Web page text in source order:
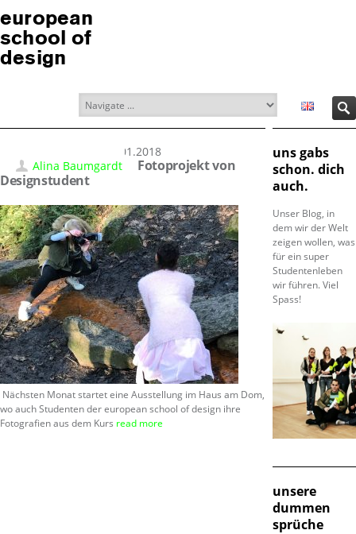
european
school of
design
15.01.2018
Alina Baumgardt
Fotoprojekt von
Designstudent
Nächsten Monat startet eine Ausstellung im Haus am Dom,
wo auch Studenten der european school of design ihre
Fotografien aus dem Kurs read more
uns gabs
schon. dich
auch.
Unser Blog, in
dem wir der Welt
zeigen wollen, was
für ein super
Studentenleben
wir führen. Viel
Spass!
unsere
dummen
sprüche